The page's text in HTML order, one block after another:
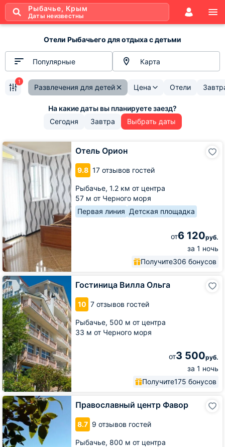
Рыбачье, Крым
Даты неизвестны
Отели Рыбачьего для отдыха с детьми
Популярные Карта
Развлечения для детей Цена Отели
1
Сегодня Завтра Выбрать даты
Отель Орион
9.8 17 отзывов гостей
Рыбачье, 1.2 км от центра
57 м от Черного моря
Первая линия Детская площадка
от6 120руб.
за 1 ночь
Получите306 бонусов
Отель
Орион
Гостиница Вилла Ольга
10 7 отзывов гостей
Рыбачье, 500 м от центра
33 м от Черного моря
от3 500руб.
за 1 ночь
Получите175 бонусов
Гостиница
Вилла
Ольга
Православный центр Фавор
8.7 9 отзывов гостей
Рыбачье, 800 м от центра
Православный
центр
Фавор